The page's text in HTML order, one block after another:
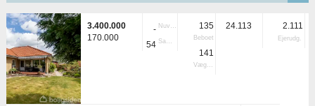
3.400.000
170.000
- Nuvær.
54 Samlet
135
Beboet
141
Vægtet
24.113 2.111
Ejerudg.